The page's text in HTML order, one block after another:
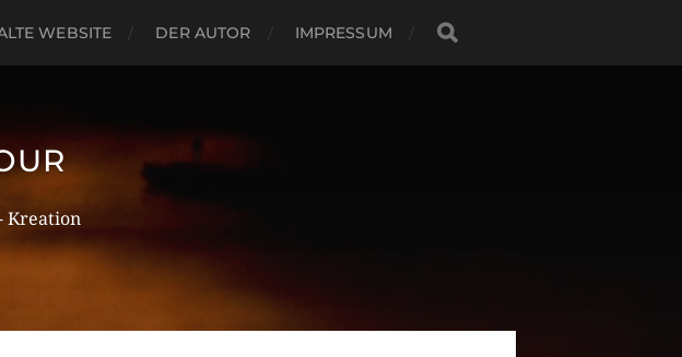
WEBSITE DER AUTOR IMPRESSUM
Kreation